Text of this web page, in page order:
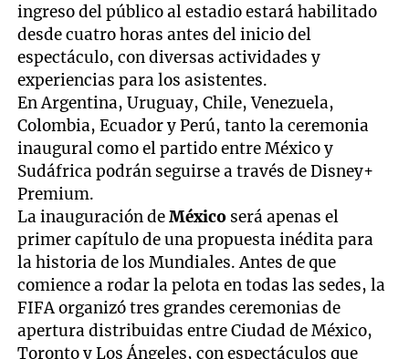
ingreso del público al estadio estará habilitado
desde cuatro horas antes del inicio del
espectáculo, con diversas actividades y
experiencias para los asistentes.
En Argentina, Uruguay, Chile, Venezuela,
Colombia, Ecuador y Perú, tanto la ceremonia
inaugural como el partido entre México y
Sudáfrica podrán seguirse a través de Disney+
Premium.
La inauguración deMéxico será apenas el
primer capítulo de una propuesta inédita para
la historia de los Mundiales. Antes de que
comience a rodar la pelota en todas las sedes, la
FIFA organizó tres grandes ceremonias de
apertura distribuidas entre Ciudad de México,
Toronto y Los Ángeles, con espectáculos que